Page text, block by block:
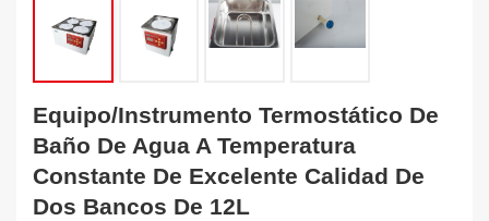
Equipo/instrumento Termostático De
Baño De Agua A Temperatura
Constante De Excelente Calidad De
Dos Bancos De 12L